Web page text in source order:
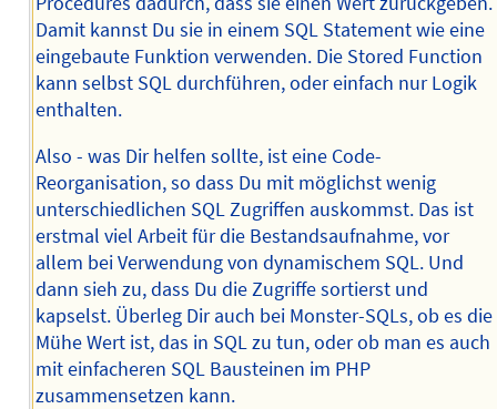
Damit kannst Du sie in einem SQL Statement wie eine
eingebaute Funktion verwenden. Die Stored Function
kann selbst SQL durchführen, oder einfach nur Logik
enthalten.
Also - was Dir helfen sollte, ist eine Code-
Reorganisation, so dass Du mit möglichst wenig
unterschiedlichen SQL Zugriffen auskommst. Das ist
erstmal viel Arbeit für die Bestandsaufnahme, vor
allem bei Verwendung von dynamischem SQL. Und
dann sieh zu, dass Du die Zugriffe sortierst und
kapselst. Überleg Dir auch bei Monster-SQLs, ob es die
Mühe Wert ist, das in SQL zu tun, oder ob man es auch
mit einfacheren SQL Bausteinen im PHP
zusammensetzen kann.